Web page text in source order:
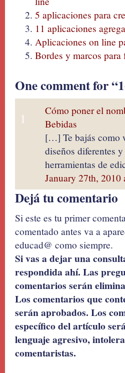
5 aplicaciones para
11 aplicaciones
Aplicaciones on line
Bordes y marcos
One comment for
1
Cómo poner el
Bebidas
[…] Te bajás como
diseños diferentes
herramientas de
January 27th, 2010
Dejá tu comentario
Si este es tu primer
comentado antes va a
educad@ como siempre.
Si vas a dejar una
respondida ahí. Las
comentarios serán
Los comentarios que
serán aprobados. Los
específico del artículo
lenguaje agresivo,
comentaristas.